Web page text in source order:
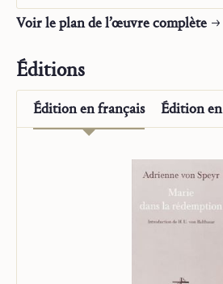
Extrait de l’introduction de Hans Urs von Balthasar
Voir le plan de l’œuvre complète
Éditions
Édition enfrançais Édition en